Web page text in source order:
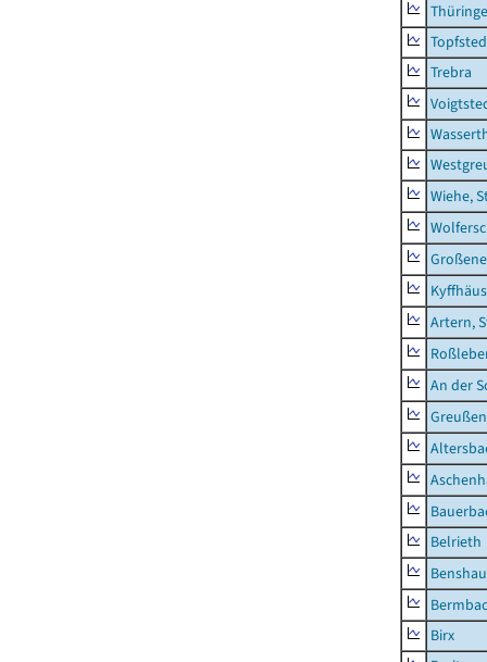
Trebra
Wiehe,
Artern,
An der
Belrieth
Birx